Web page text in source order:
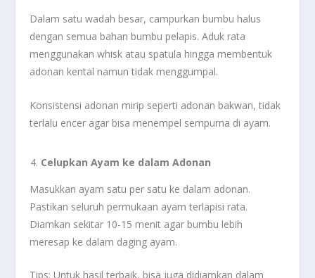
Dalam satu wadah besar, campurkan bumbu halus
dengan semua bahan bumbu pelapis. Aduk rata
menggunakan whisk atau spatula hingga membentuk
adonan kental namun tidak menggumpal.
Konsistensi adonan mirip seperti adonan bakwan, tidak
terlalu encer agar bisa menempel sempurna di ayam.
Celupkan Ayam ke dalam Adonan
Masukkan ayam satu per satu ke dalam adonan.
Pastikan seluruh permukaan ayam terlapisi rata.
Diamkan sekitar 10-15 menit agar bumbu lebih
meresap ke dalam daging ayam.
Tips: Untuk hasil terbaik, bisa juga didiamkan dalam